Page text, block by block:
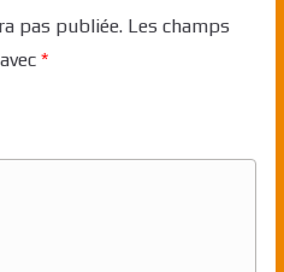
pas publiée. Les champs
*